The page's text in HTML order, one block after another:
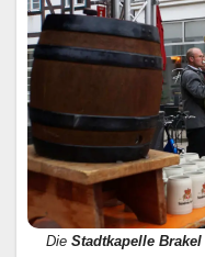
Die Stadtkapelle Brakel